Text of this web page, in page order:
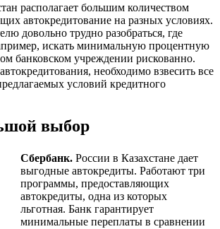
располагает большим количеством
автокредитование на разных условиях.
довольно трудно разобраться, где
искать минимальную процентную
банковском учреждении рискованно.
необходимо взвесить все
условий кредитного
выбор
Сбербанк. России в Казахстане дает
выгодные автокредиты. Работают три
программы, предоставляющих
автокредиты, одна из которых
льготная. Банк гарантирует
минимальные переплаты в сравнении